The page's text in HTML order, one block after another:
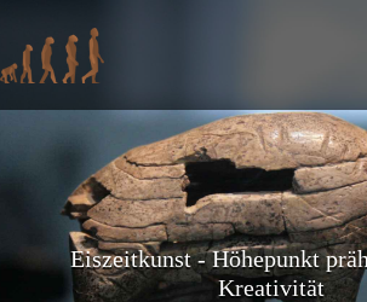
Eiszeitkunst - Höhepunkt
Kreativität